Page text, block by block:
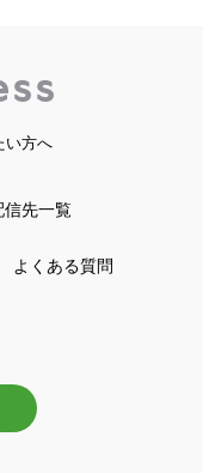
い方へ
信先一覧
よくある質問